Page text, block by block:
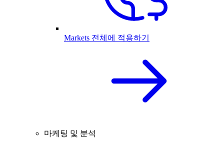
Markets 전체에 적용하기
마케팅 및 분석